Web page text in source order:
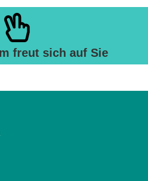
freut sich auf Sie